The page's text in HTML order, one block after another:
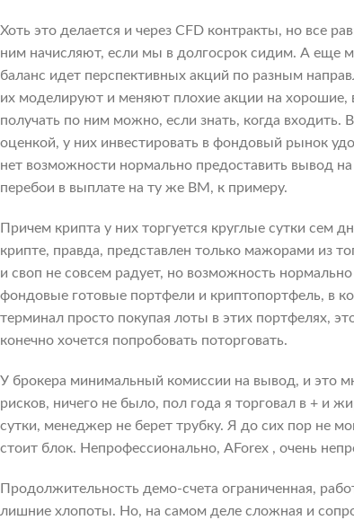
Хоть это делается и через CFD контракты, но все
ним начисляют, если мы в долгосрок сидим. А еще
баланс идет перспективных акций по разным
их моделируют и меняют плохие акции на хорошие,
получать по ним можно, если знать, когда
оценкой, у них инвестировать в фондовый рынок
нет возможности нормально предоставить вывод
перебои в выплате на ту же ВМ, к примеру.
Причем крипта у них торгуется круглые сутки сем
крипте, правда, представлен только мажорами из
и своп не совсем радует, но возможность
фондовые готовые портфели и криптопортфель, в
терминал просто покупая лоты в этих портфелях,
конечно хочется попробовать поторговать.
У брокера минимальный комиссии на вывод, и это
рисков, ничего не было, пол года я торговал в + и
сутки, менеджер не берет трубку. Я до сих пор не
стоит блок. Непрофессионально, AForex , очень
Продолжительность демо-счета ограниченная,
лишние хлопоты. Но, на самом деле сложная и